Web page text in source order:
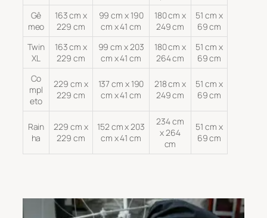
Gê
meo
163 cm x
229 cm
99 cm x 190
cm x 41 cm
180 cm x
249 cm
51 cm x
69 cm
Twin
XL
163 cm x
229 cm
99 cm x 203
cm x 41 cm
180 cm x
264 cm
51 cm x
69 cm
Co
mpl
eto
229 cm x
229 cm
137 cm x 190
cm x 41 cm
218 cm x
249 cm
51 cm x
69 cm
Rain
ha
229 cm x
229 cm
152 cm x 203
cm x 41 cm
234 cm
x 264
cm
51 cm x
69 cm